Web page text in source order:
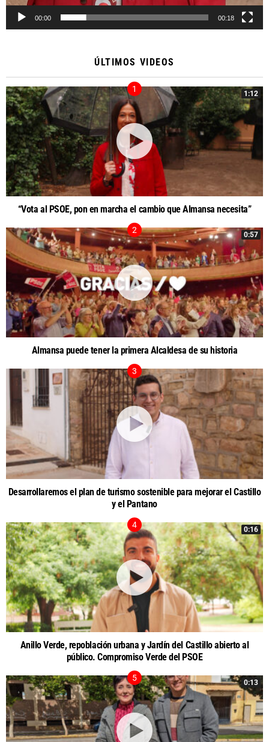
00:00 00:18
ÚLTIMOS VIDEOS
1:12
“Vota al PSOE, pon en marcha el cambio que Almansa necesita”
0:57
Almansa puede tener la primera Alcaldesa de su historia
Desarrollaremos el plan de turismo sostenible para mejorar el Castillo
y el Pantano
0:16
Anillo Verde, repoblación urbana y Jardín del Castillo abierto al
público. Compromiso Verde del PSOE
0:13